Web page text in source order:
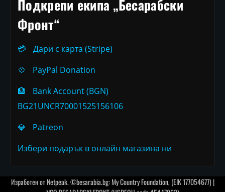
Подкрепи екипа „Бесарабски
Фронт“
💳
Дари с карта (Stripe)
💠
PayPal Donation
🏦
Bank Account (BGN)
BG21UNCR70001525156106
💎
Patreon
Избери подарък в онлайн магазина ни
Изработен отNetpeak. ©besarabia.bg: My Country Foundation, (EIK 177054677) |